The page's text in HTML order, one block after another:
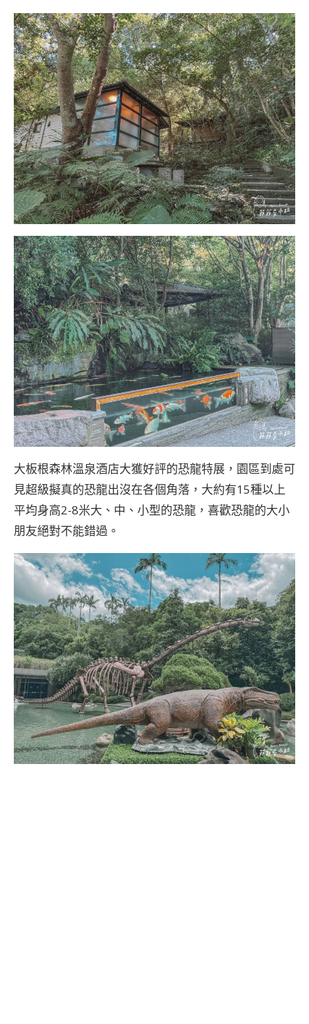
大板根森林溫泉酒店大獲好評的恐龍特展，園區到處可
見超級擬真的恐龍出沒在各個角落，大約有15種以上
平均身高2-8米大、中、小型的恐龍，喜歡恐龍的大小
朋友絕對不能錯過。